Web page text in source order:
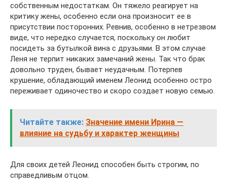
собственным недостаткам. Он тяжело реагирует на
критику жены, особенно если она произносит ее в
присутствии посторонних. Ревнив, особенно в нетрезвом
виде, что нередко случается, поскольку он любит
посидеть за бутылкой вина с друзьями. В этом случае
Леня не терпит никаких замечаний жены. Так что брак
довольно труден, бывает неудачным. Потерпев
крушение, обладающий именем Леонид особенно остро
переживает одиночество и скоро создает новую семью.
Читайте также: Значение имени Ирина —
влияние на судьбу и характер женщины
Для своих детей Леонид способен быть строгим, по
справедливым отцом.